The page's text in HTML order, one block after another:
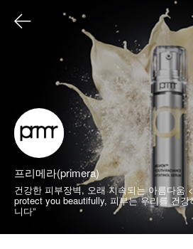
프리메라(primera)
건강한 피부장벽, 오래 지속되는 아름다움
protect you beautifully, 피부는 우리를 건
니다”